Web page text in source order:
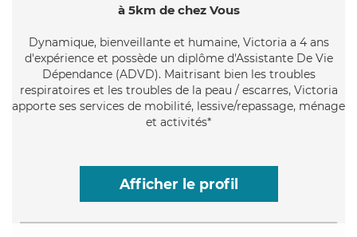
à 5km de chez Vous
Dynamique, bienveillante et humaine, Victoria a 4 ans
d'expérience et possède un diplôme d'Assistante De Vie
Dépendance (ADVD). Maitrisant bien les troubles
respiratoires et les troubles de la peau / escarres, Victoria
apporte ses services de mobilité, lessive/repassage, ménage
et activités*
Afficher le profil